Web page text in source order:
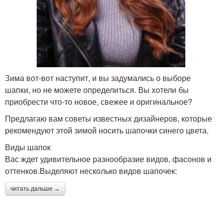
Зима вот-вот наступит, и вы задумались о выборе
шапки, но не можете определиться. Вы хотели бы
приобрести что-то новое, свежее и оригинальное?
Предлагаю вам советы известных дизайнеров, которые
рекомендуют этой зимой носить шапочки синего цвета.
Виды шапок
Вас ждет удивительное разнообразие видов, фасонов и
оттенков.Выделяют несколько видов шапочек:
читать дальше →